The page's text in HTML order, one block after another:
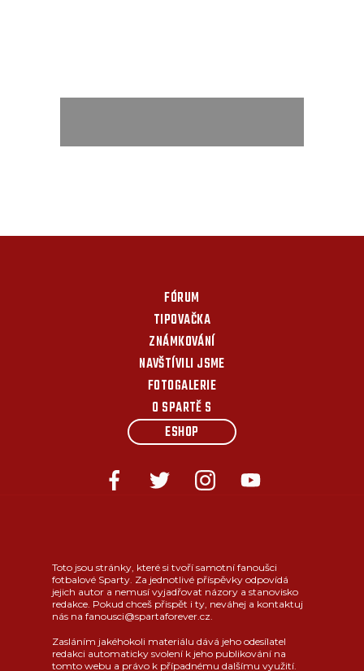
FÓRUM
TIPOVAČKA
ZNÁMKOVÁNÍ
NAVŠTÍVILI JSME
FOTOGALERIE
O SPARTĚ S
ESHOP
Toto jsou stránky, které si tvoří samotní fanoušci
fotbalové Sparty. Za jednotlivé příspěvky odpovídá
jejich autor a nemusí vyjadřovat názory a stanovisko
redakce. Pokud chceš přispět i ty, neváhej a kontaktuj
nás na fanousci@spartaforever.cz.
Zasláním jakéhokoli materiálu dává jeho odesílatel
redakci automaticky svolení k jeho publikování na
tomto webu a právo k případnému dalšímu využití.